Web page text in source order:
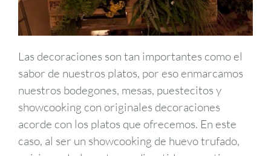
Las decoraciones son tan importantes como el
sabor de nuestros platos, por eso enmarcamos
nuestros bodegones, mesas, puestecitos y
showcooking con originales decoraciones
acorde con los platos que ofrecemos. En este
caso, al ser un showcooking de huevo trufado,